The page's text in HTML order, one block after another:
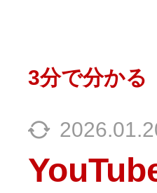
3分で分かる